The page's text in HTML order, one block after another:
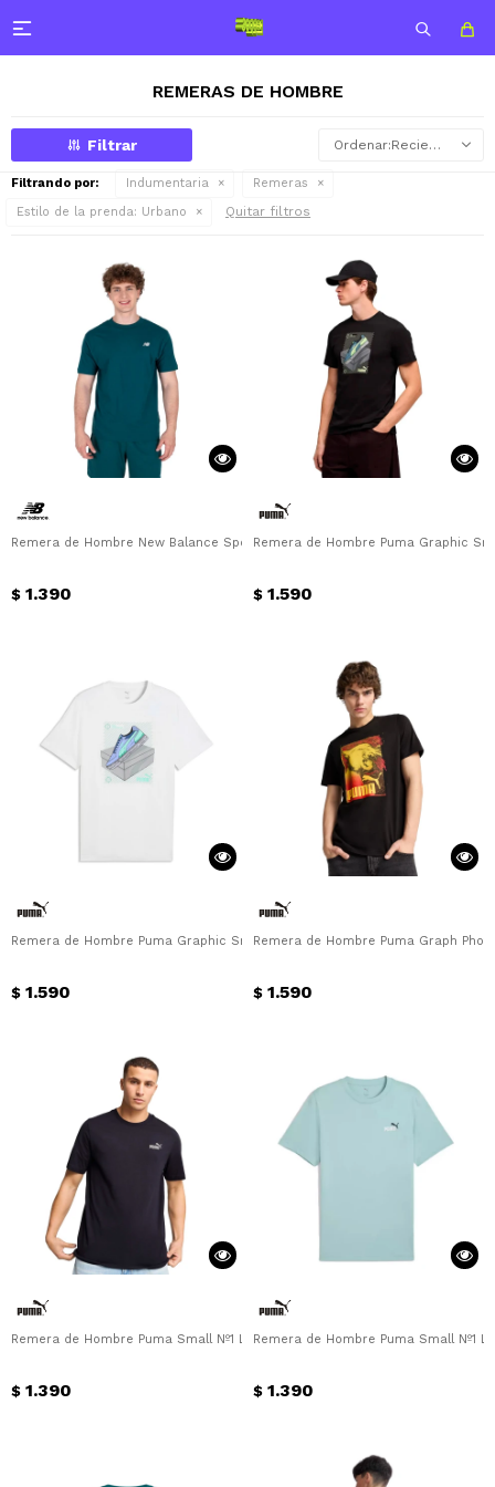

REMERAS DE HOMBRE
Recientes
Filtrando por: Indumentaria
Remeras
Estilo de la prenda: Urbano Quitar filtros
Remera de Hombre New Balance Sport Essentials Cotton New Balance -
$ 1.390
Remera de Hombre Puma Graphic
$ 1.590
Remera de Hombre Puma Graphic Sneaker Puma - Blanco
$ 1.590
Remera de Hombre Puma Graph
$ 1.590
Remera de Hombre Puma Small Nº1 Logo Puma - Negro
$ 1.390
Remera de Hombre Puma Small Nº1
$ 1.390